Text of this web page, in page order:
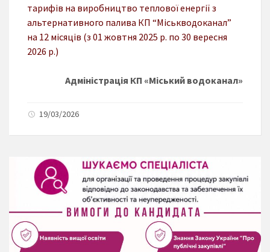
тарифів на виробництво теплової енергії з
альтернативного палива КП “Міськводоканал”
на 12 місяців (з 01 жовтня 2025 р. по 30 вересня
2026 р.)
Адміністрація КП «Міський водоканал»
19/03/2026